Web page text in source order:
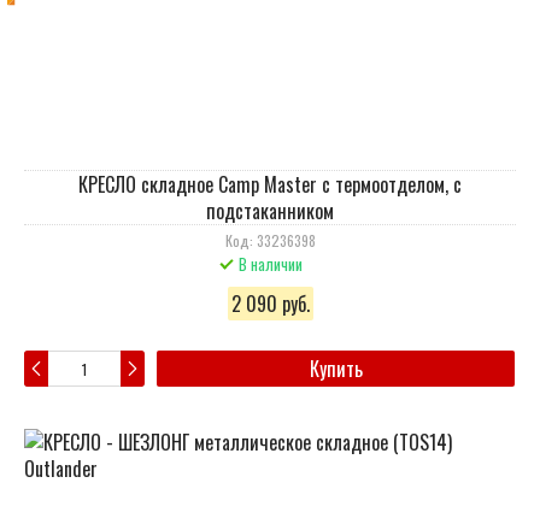
КРЕСЛО складное Camp Master с термоотделом, с
подстаканником
Код: 33236398
В наличии
2 090 руб.
Купить